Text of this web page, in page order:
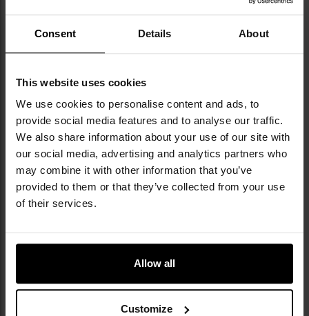
Consent Details About
This website uses cookies
We use cookies to personalise content and ads, to
provide social media features and to analyse our traffic.
We also share information about your use of our site with
our social media, advertising and analytics partners who
may combine it with other information that you’ve
provided to them or that they’ve collected from your use
of their services.
Allow all
Customize
відповідно до анатомії стопи та зав'язувати
різними способами під час підйомів та спусків.
дозволяють швидко зашнуровувати, а
та одягання взуття.